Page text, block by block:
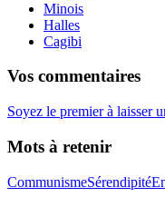
Minois
Halles
Cagibi
Vos commentaires
Soyez le premier à laisser
Mots à retenir
CommunismeSérendipité